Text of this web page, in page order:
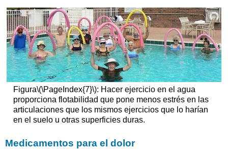
Figura\(\PageIndex{7}\): Hacer ejercicio en el agua
proporciona flotabilidad que pone menos estrés en las
articulaciones que los mismos ejercicios que lo harían
en el suelo u otras superficies duras.
Medicamentos para el dolor